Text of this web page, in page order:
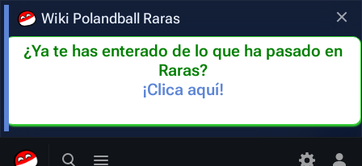
Wiki Polandball Raras
¿Ya te has enterado de lo que ha pasado en
Raras?
¡Clica aquí!